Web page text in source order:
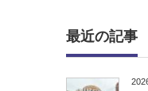
最近の記事